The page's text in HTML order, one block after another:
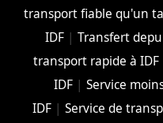
transport fiable qu'un
IDF |Transfert
transport rapide à IDF
IDF |Service
IDF |Service de